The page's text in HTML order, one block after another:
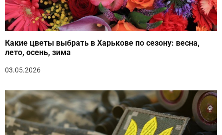
Какие цветы выбрать в Харькове по сезону: весна,
лето, осень, зима
03.05.2026